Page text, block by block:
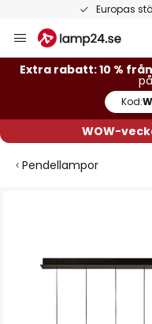
Europas
Hoppa
till
innehållet
Extra rabatt: 10 %
Kod:
WOW-
Pendellampor
bildgalleriet